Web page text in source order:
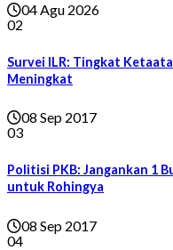
04 Agu 2026
02
Survei ILR: Tingkat
Meningkat
08 Sep 2017
03
Politisi PKB: Jangankan 1
untuk Rohingya
08 Sep 2017
04